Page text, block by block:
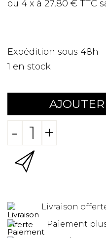
ou 4 x à 27,80 € TTC
Expédition sous 48h
1 en stock
- +
Livraison
Paiement